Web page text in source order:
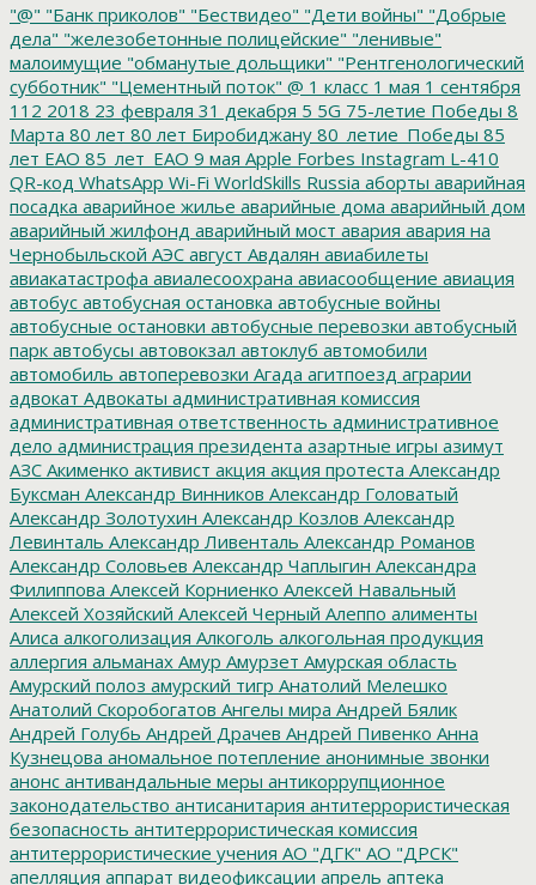
"@" "Банк приколов" "Бествидео" "Дети войны" "Добрые
дела" "железобетонные полицейские" "ленивые"
малоимущие "обманутые дольщики" "Рентгенологический
субботник" "Цементный поток" @ 1 класс 1 мая 1 сентября
112 2018 23 февраля 31 декабря 5 5G 75-летие Победы 8
Марта 80 лет 80 лет Биробиджану 80_летие_Победы 85
лет ЕАО 85_лет_ЕАО 9 мая Apple Forbes Instagram L-410
QR-код WhatsApp Wi-Fi WorldSkills Russia аборты аварийная
посадка аварийное жилье аварийные дома аварийный дом
аварийный жилфонд аварийный мост авария авария на
Чернобыльской АЭС август Авдалян авиабилеты
авиакатастрофа авиалесоохрана авиасообщение авиация
автобус автобусная остановка автобусные войны
автобусные остановки автобусные перевозки автобусный
парк автобусы автовокзал автоклуб автомобили
автомобиль автоперевозки Агада агитпоезд аграрии
адвокат Адвокаты административная комиссия
административная ответственность административное
дело администрация президента азартные игры азимут
АЗС Акименко активист акция акция протеста Александр
Буксман Александр Винников Александр Головатый
Александр Золотухин Александр Козлов Александр
Левинталь Александр Ливенталь Александр Романов
Александр Соловьев Александр Чаплыгин Александра
Филиппова Алексей Корниенко Алексей Навальный
Алексей Хозяйский Алексей Черный Алеппо алименты
Алиса алкоголизация Алкоголь алкогольная продукция
аллергия альманах Амур Амурзет Амурская область
Амурский полоз амурский тигр Анатолий Мелешко
Анатолий Скоробогатов Ангелы мира Андрей Бялик
Андрей Голубь Андрей Драчев Андрей Пивенко Анна
Кузнецова аномальное потепление анонимные звонки
анонс антивандальные меры антикоррупционное
законодательство антисанитария антитеррористическая
безопасность антитеррористическая комиссия
антитеррористические учения АО "ДГК" АО "ДРСК"
апелляция аппарат видеофиксации апрель аптека